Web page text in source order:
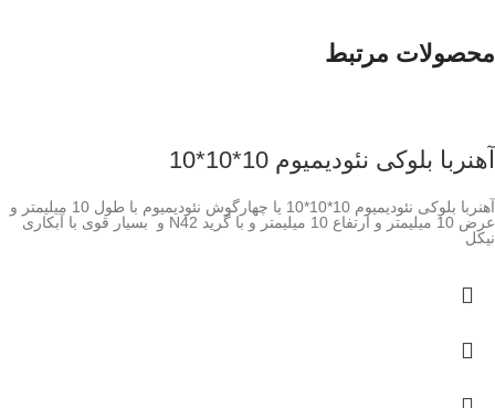
محصولات مرتبط
آهنربا بلوکی نئودیمیوم 10*10*10
آهنربا بلوکی نئودیمیوم 10*10*10 یا چهارگوش نئودیمیوم با طول 10 میلیمتر و
عرض 10 میلیمتر و ارتفاع 10 میلیمتر و با گرید N42 و بسیار قوی با آبکاری
نیکل